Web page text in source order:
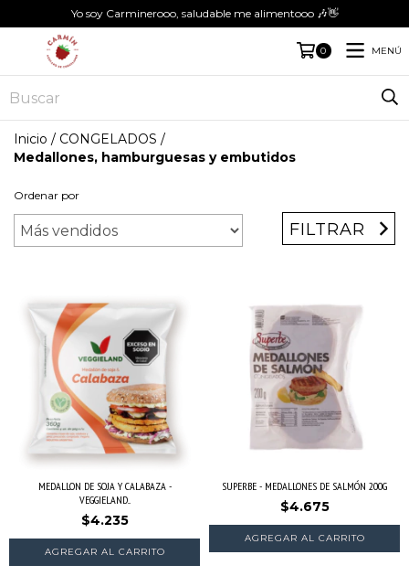
Yo soy Carminerooo, saludable me alimentooo 🎶👋
0 MENÚ
Inicio / CONGELADOS /
Medallones, hamburguesas y embutidos
Ordenar por
FILTRAR
MEDALLON DE SOJA Y CALABAZA -
VEGGIELAND...
$4.235
SUPERBE - MEDALLONES DE SALMÓN 200G
$4.675